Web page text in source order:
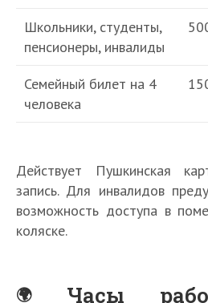
Школьники, студенты,
пенсионеры, инвалиды
Семейный билет на 4
человека
Действует Пушкинская
запись. Для инвалидов
возможность доступа в
коляске.
Часы